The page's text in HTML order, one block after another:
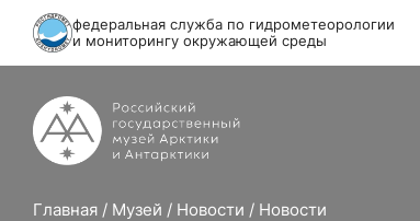
федеральная служба по гидрометеорологии
и мониторингу окружающей среды
Главная / Музей / Новости / Новости